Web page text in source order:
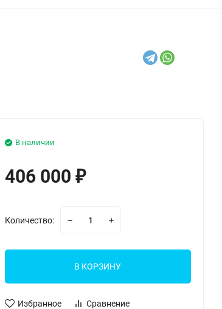
В наличии
406 000 ₽
Количество:
В КОРЗИНУ
Избранное Сравнение